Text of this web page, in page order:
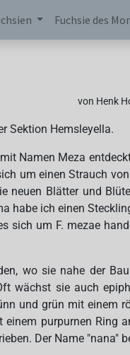
Fuchsie des
von Henk
Sektion Hemsleyella.
Namen Meza
um einen Strauch
neuen Blätter und
habe ich einen
sich um F. mezae
wo sie nahe der
wächst sie auch
und grün mit
purpurnen Ring
Der Name